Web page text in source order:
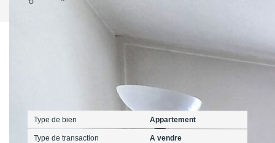
Caractéristiques détaillées
Type de bien Appartement
Type de transaction A vendre